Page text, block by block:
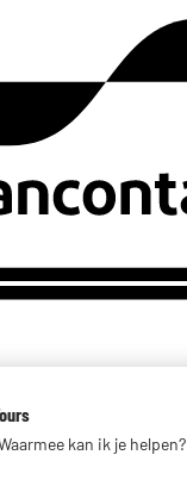
kan ik je helpen?